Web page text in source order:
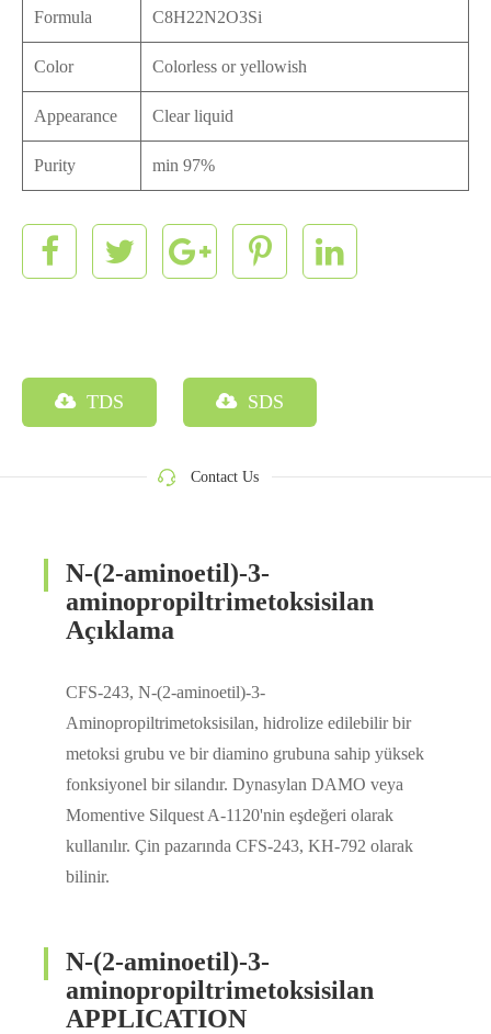
Formula C8H22N2O3Si
Color Colorless or yellowish
Appearance Clear liquid
Purity min 97%
TDS SDS
Contact Us
N-(2-aminoetil)-3-
aminopropiltrimetoksisilan
Açıklama
CFS-243, N-(2-aminoetil)-3-
Aminopropiltrimetoksisilan, hidrolize edilebilir bir
metoksi grubu ve bir diamino grubuna sahip yüksek
fonksiyonel bir silandır. Dynasylan DAMO veya
Momentive Silquest A-1120'nin eşdeğeri olarak
kullanılır. Çin pazarında CFS-243, KH-792 olarak
bilinir.
N-(2-aminoetil)-3-
aminopropiltrimetoksisilan
APPLICATION